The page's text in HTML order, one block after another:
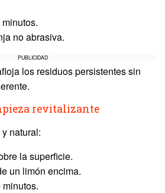
no abrasiva.
PUBLICIDAD
los residuos persistentes sin
revitalizante
natural:
la superficie.
un limón encima.